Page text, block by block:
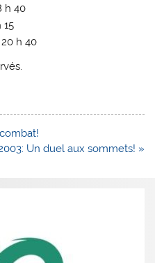
h 40
15
h 40
Un duel aux sommets! »